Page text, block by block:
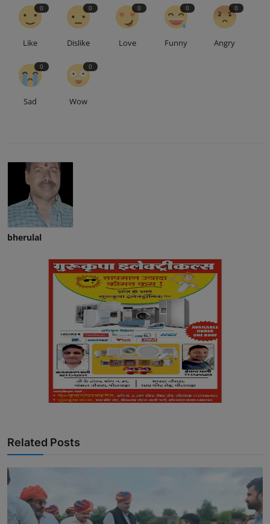
0
Like
0
Dislike
0
Love
0
Funny
0
Angry
0
Sad
0
Wow
bherulal
Related Posts